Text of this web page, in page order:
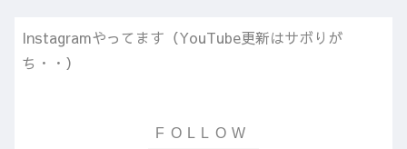
Instagramやってます（YouTube更新はサボりが
ち・・）